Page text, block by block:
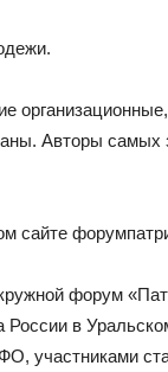
Авторы самых
сайте
форум
России в
участниками